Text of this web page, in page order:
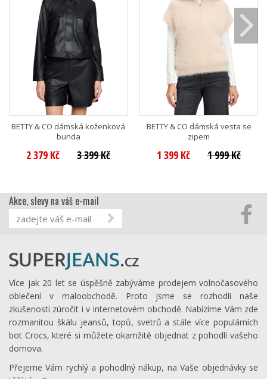
BETTY & CO dámská koženková
bunda
2 379 Kč 3 399 Kč
BETTY & CO dámská vesta se
zipem
1 399 Kč 1 999 Kč
Akce, slevy na váš e-mail
Více jak 20 let se úspěšně zabýváme prodejem volnočasového
oblečení v maloobchodě. Proto jsme se rozhodli naše
zkušenosti zúročit i v internetovém obchodě. Nabízíme Vám zde
rozmanitou škálu jeansů, topů, svetrů a stále více populárních
bot Crocs, které si můžete okamžitě objednat z pohodlí vašeho
domova.
Přejeme Vám rychlý a pohodlný nákup, na Vaše objednávky se